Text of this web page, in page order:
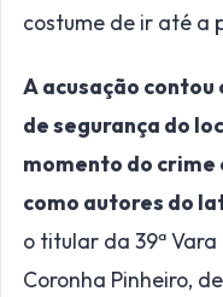
costume de ir até a
A acusação contou
de segurança do
momento do crime
como autores do
o titular da 39ª
Coronha Pinheiro,